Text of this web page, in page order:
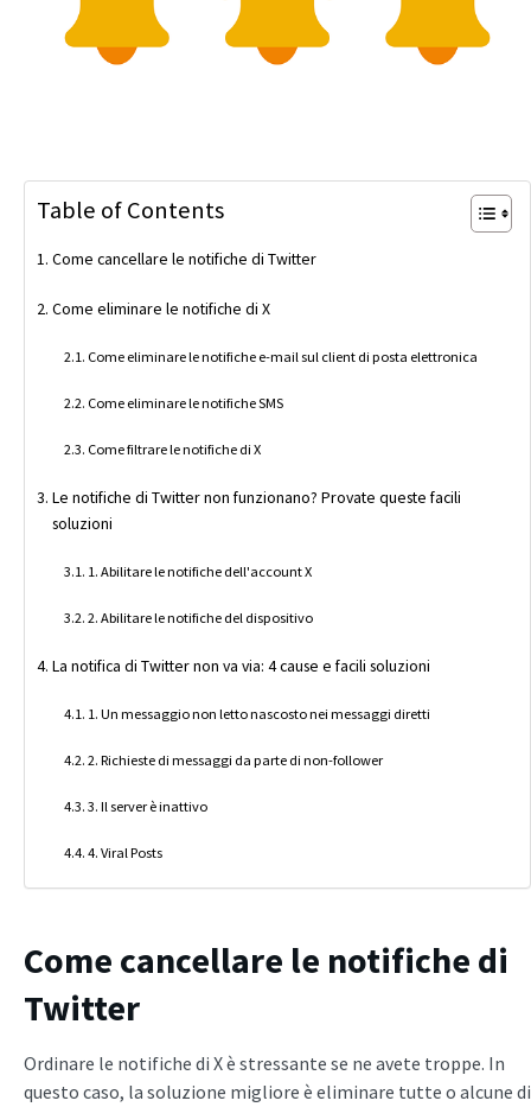
Table of Contents
Come cancellare le notifiche di Twitter
Come eliminare le notifiche di X
Come eliminare le notifiche e-mail sul client di posta elettronica
Come eliminare le notifiche SMS
Come filtrare le notifiche di X
Le notifiche di Twitter non funzionano? Provate queste facili
soluzioni
1. Abilitare le notifiche dell'account X
2. Abilitare le notifiche del dispositivo
La notifica di Twitter non va via: 4 cause e facili soluzioni
1. Un messaggio non letto nascosto nei messaggi diretti
2. Richieste di messaggi da parte di non-follower
3. Il server è inattivo
4. Viral Posts
Come cancellare le notifiche di
Twitter
Ordinare le notifiche di X è stressante se ne avete troppe. In
questo caso, la soluzione migliore è eliminare tutte o alcune di